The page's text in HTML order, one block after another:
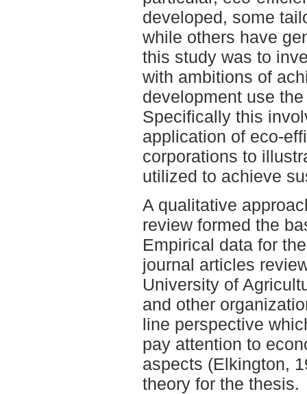
developed, some
while others have
this study was to
with ambitions of
development use
Specifically this
application of eco-
corporations to
utilized to achieve
A qualitative
review formed the
Empirical data for
journal articles
University of
and other
line perspective
pay attention to
aspects (Elkington,
theory for the thesis.